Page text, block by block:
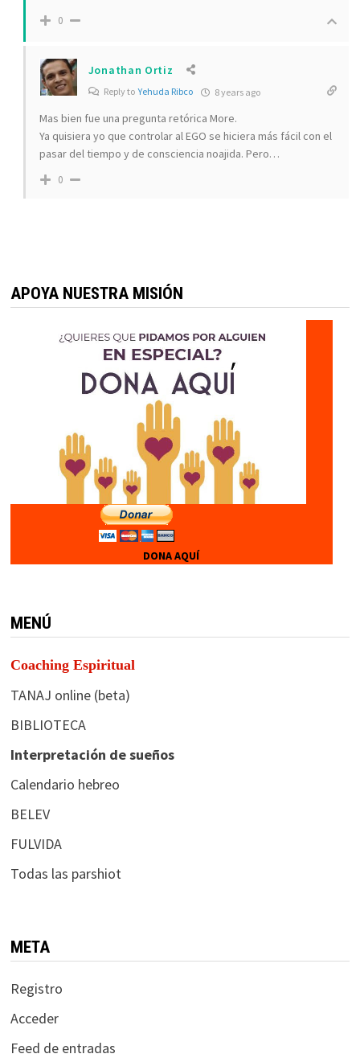
0
Jonathan Ortiz
Reply toYehuda Ribco 8 years ago
Mas bien fue una pregunta retórica More.
Ya quisiera yo que controlar al EGO se hiciera más fácil con el
pasar del tiempo y de consciencia noajida. Pero…
0
APOYA NUESTRA MISIÓN
DONA AQUÍ
MENÚ
Coaching Espiritual
TANAJ online (beta)
BIBLIOTECA
Interpretación de sueños
Calendario hebreo
BELEV
FULVIDA
Todas las parshiot
META
Registro
Acceder
Feed de entradas